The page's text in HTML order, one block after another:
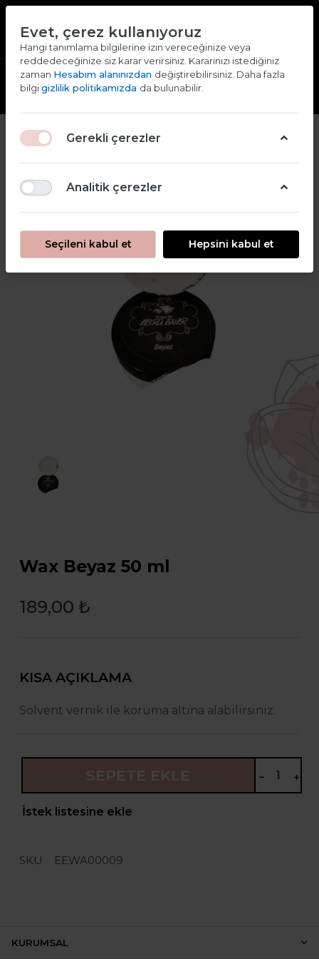
Giriş yap Kaydol
Wax Beyaz 50 ml
189,00 ₺
KISA AÇIKLAMA
Solvent vernik ile koruma altına alabilirsiniz.
İstek listesine ekle
SKU EEWA00009
KURUMSAL
Evet, çerez kullanıyoruz
Hangi tanımlama bilgilerine izin vereceğinize veya
reddedeceğinize siz karar verirsiniz. Kararınızı istediğiniz
zaman Hesabım alanınızdan değiştirebilirsiniz. Daha fazla
bilgigizlilik politikamızda da bulunabilir.
Gerekli çerezler
Analitik çerezler
Seçileni kabul et Hepsini kabul et